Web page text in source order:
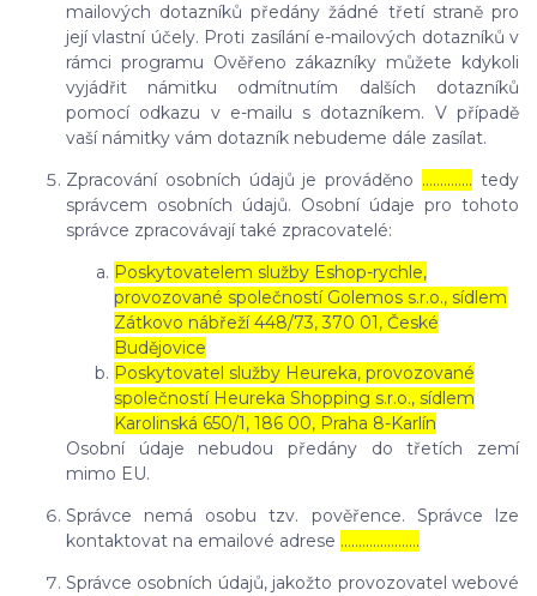
mailových dotazníků předány žádné třetí straně pro
její vlastní účely. Proti zasílání e-mailových dotazníků v
rámci programu Ověřeno zákazníky můžete kdykoli
vyjádřit námitku odmítnutím dalších dotazníků
pomocí odkazu v e-mailu s dotazníkem. V případě
vaší námitky vám dotazník nebudeme dále zasílat.
Zpracování osobních údajů je prováděno ………….. tedy
správcem osobních údajů. Osobní údaje pro tohoto
správce zpracovávají také zpracovatelé:
Poskytovatelem služby Eshop-rychle,
provozované společností Golemos s.r.o., sídlem
Zátkovo nábřeží 448/73, 370 01, České
Budějovice
Poskytovatel služby Heureka, provozované
společností Heureka Shopping s.r.o., sídlem
Karolinská 650/1, 186 00, Praha 8-Karlín
Osobní údaje nebudou předány do třetích zemí
mimo EU.
Správce nemá osobu tzv. pověřence. Správce lze
kontaktovat na emailové adrese ………………….
Správce osobních údajů, jakožto provozovatel webové